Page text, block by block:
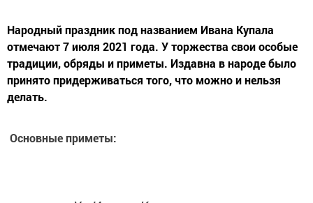
Народный праздник под названием Ивана Купала
отмечают 7 июля 2021 года. У торжества свои особые
традиции, обряды и приметы. Издавна в народе было
принято придерживаться того, что можно и нельзя
делать.
Основные приметы: